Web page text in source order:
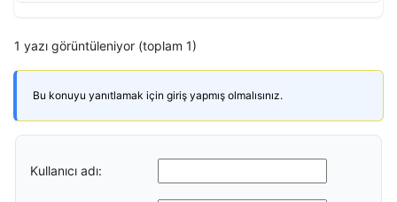
1 yazı görüntüleniyor (toplam 1)
Bu konuyu yanıtlamak için giriş yapmış olmalısınız.
Kullanıcı adı: